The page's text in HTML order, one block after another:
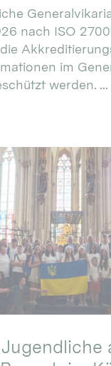
nach ISO
im
werden. ...